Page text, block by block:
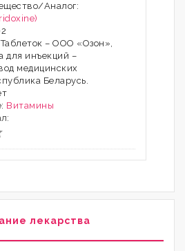
Аналог:
– ООО «Озон»,
для инъекций –
медицинских
Беларусь.
Витамины
лекарства